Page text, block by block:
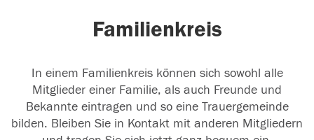
Familienkreis
In einem Familienkreis können sich sowohl alle
Mitglieder einer Familie, als auch Freunde und
Bekannte eintragen und so eine Trauergemeinde
bilden. Bleiben Sie in Kontakt mit anderen Mitgliedern